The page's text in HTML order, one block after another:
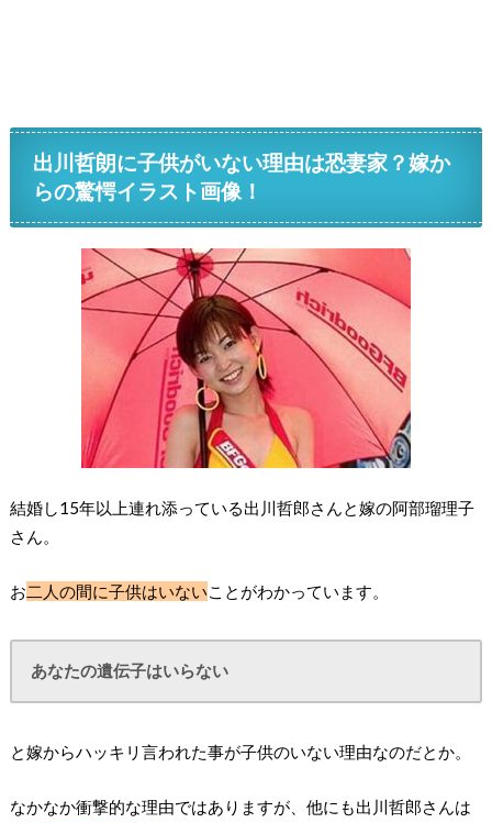
出川哲朗に子供がいない理由は恐妻家？嫁か
らの驚愕イラスト画像！
結婚し15年以上連れ添っている出川哲郎さんと嫁の阿部瑠理子
さん。
お二人の間に子供はいないことがわかっています。
あなたの遺伝子はいらない
と嫁からハッキリ言われた事が子供のいない理由なのだとか。
なかなか衝撃的な理由ではありますが、他にも出川哲郎さんは